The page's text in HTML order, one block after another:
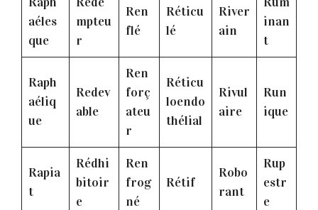
aéles
que
mpteu
r
Ren
flé
Réticu
lé
River
ain
inan
t
Raph
aéliq
ue
Redev
able
Ren
forç
ateu
r
Réticu
loendo
thélial
Rivul
aire
Run
ique
Rapia
t
Rédhi
bitoir
e
Ren
frog
né
Rétif
Robo
rant
Rup
estr
e